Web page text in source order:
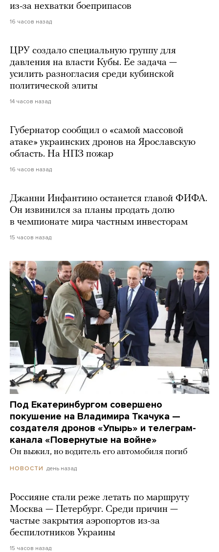
из-за нехватки боеприпасов
16 часов назад
ЦРУ создало специальную группу для
давления на власти Кубы. Ее задача —
усилить разногласия среди кубинской
политической элиты
14 часов назад
Губернатор сообщил о «самой массовой
атаке» украинских дронов на Ярославскую
область. На НПЗ пожар
16 часов назад
Джанни Инфантино останется главой ФИФА.
Он извинился за планы продать долю
в чемпионате мира частным инвесторам
15 часов назад
Под Екатеринбургом совершено
покушение на Владимира Ткачука —
создателя дронов «Упырь» и телеграм-
канала «Повернутые на войне»
Он выжил, но водитель его автомобиля погиб
НОВОСТИ день назад
Россияне стали реже летать по маршруту
Москва — Петербург. Среди причин —
частые закрытия аэропортов из-за
беспилотников Украины
15 часов назад